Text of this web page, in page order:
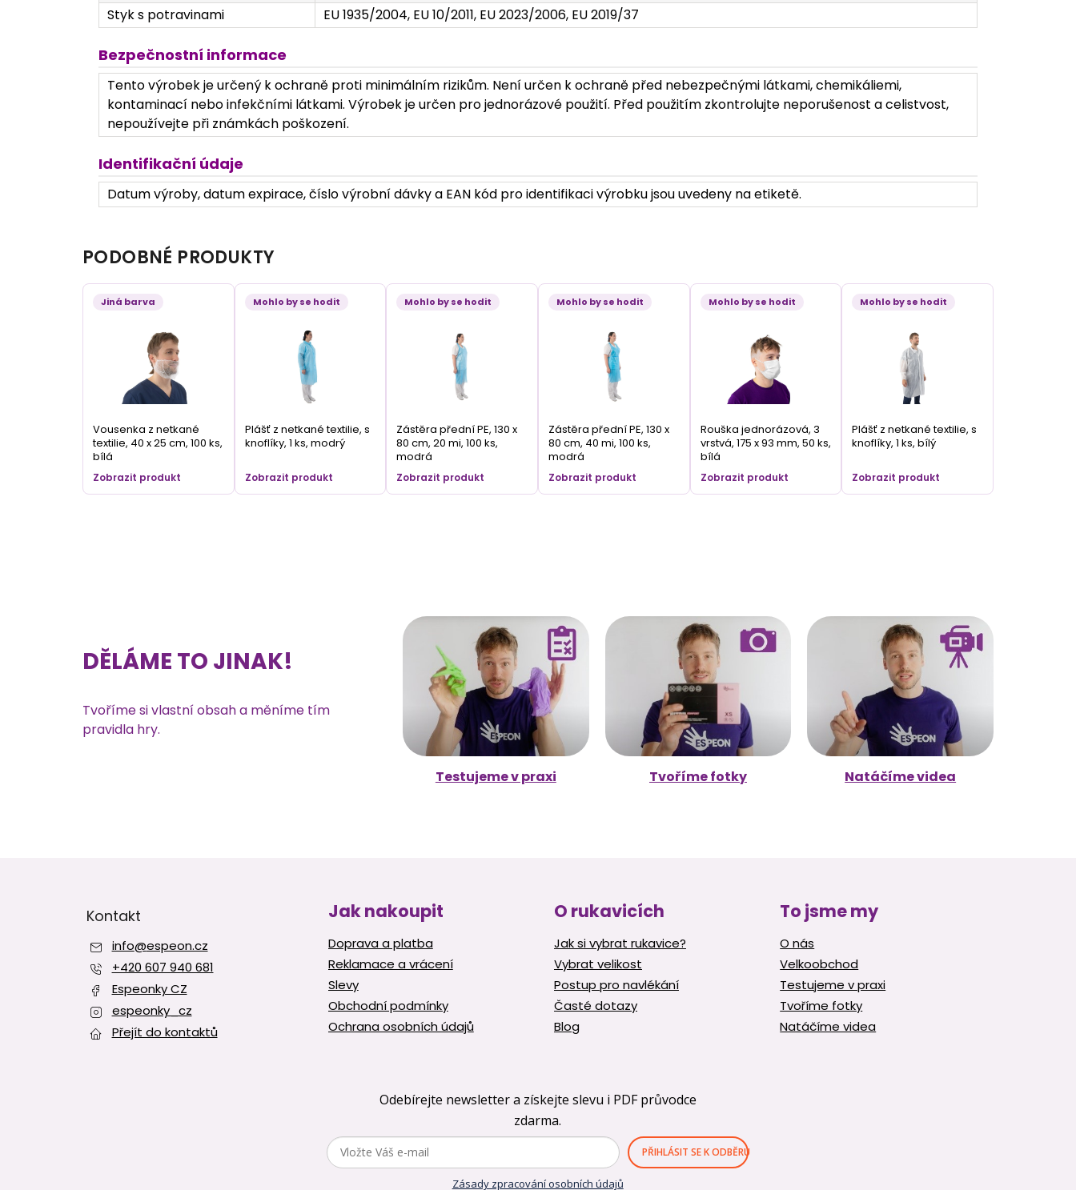
Styk s potravinami
EU 1935/2004, EU 10/2011, EU 2023/2006, EU 2019/37
Bezpečnostní informace
Tento výrobek je určený k ochraně proti minimálním rizikům. Není určen k ochraně před nebezpečnými látkami, chemikáliemi,
kontaminací nebo infekčními látkami. Výrobek je určen pro jednorázové použití. Před použitím zkontrolujte neporušenost a celistvost,
nepoužívejte při známkách poškození.
Identifikační údaje
Datum výroby, datum expirace, číslo výrobní dávky a EAN kód pro identifikaci výrobku jsou uvedeny na etiketě.
PODOBNÉ PRODUKTY
Jiná barva
Vousenka z netkané
textilie, 40 x 25 cm, 100 ks,
bílá
Zobrazit produkt
Mohlo by se hodit
Plášť z netkané textilie, s
knoflíky, 1 ks, modrý
Zobrazit produkt
Mohlo by se hodit
Zástěra přední PE, 130 x
80 cm, 20 mi, 100 ks,
modrá
Zobrazit produkt
Mohlo by se hodit
Zástěra přední PE, 130 x
80 cm, 40 mi, 100 ks,
modrá
Zobrazit produkt
Mohlo by se hodit
Rouška jednorázová, 3
vrstvá, 175 x 93 mm, 50 ks,
bílá
Zobrazit produkt
Mohlo by se hodit
Plášť z netkané textilie, s
knoflíky, 1 ks, bílý
Zobrazit produkt
DĚLÁME TO JINAK!
Tvoříme si vlastní obsah a měníme tím
pravidla hry.
Testujeme v praxi Tvoříme fotky Natáčíme videa
Kontakt
info@espeon.cz
+420 607 940 681
Espeonky CZ
espeonky_cz
Přejít do kontaktů
Jak nakoupit
Doprava a platba
Reklamace a vrácení
Slevy
Obchodní podmínky
Ochrana osobních údajů
O rukavicích
Jak si vybrat rukavice?
Vybrat velikost
Postup pro navlékání
Časté dotazy
Blog
To jsme my
O nás
Velkoobchod
Testujeme v praxi
Tvoříme fotky
Natáčíme videa
Odebírejte newsletter a získejte slevu i PDF průvodce
zdarma.
PŘIHLÁSIT SE K ODBĚRU
Zásady zpracování osobních údajů